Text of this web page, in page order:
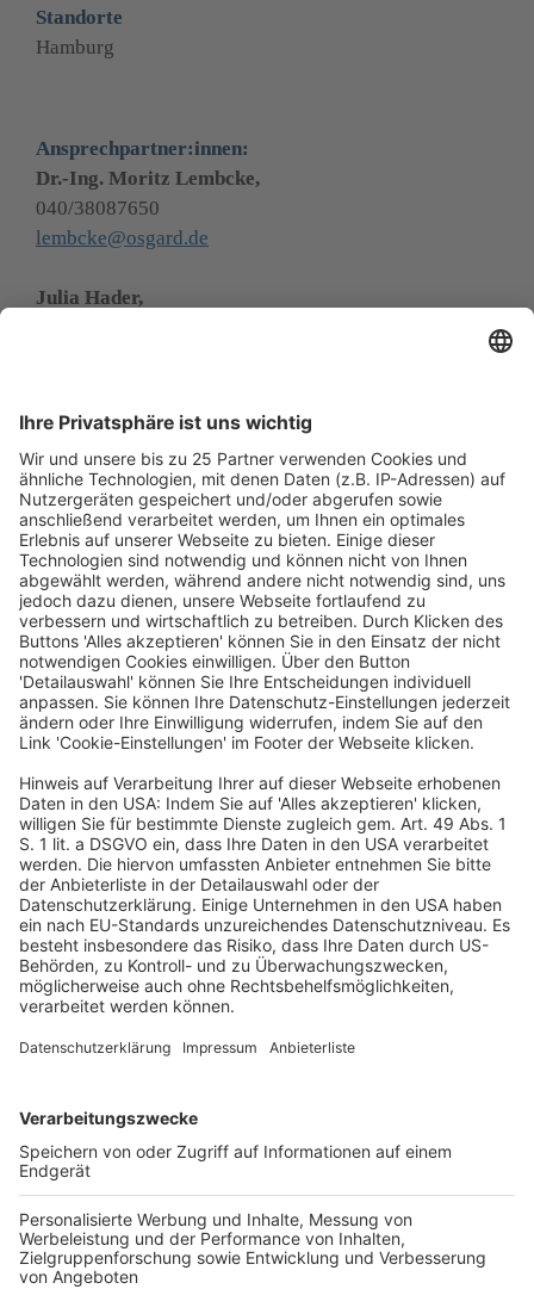
Standorte
Hamburg
Ansprechpartner:innen:
Dr.-Ing. Moritz Lembcke,
040/38087650
lembcke@osgard.de
Anzahl Anwält:innen
5, davon Immobilienanwält:innen: 5
Honorar pro Stunde
Stundenhonorar
Kompetenzen
juristische Steuerung komplexer Bauvorhaben,
Bau-/Anlagenbau- und Architektenrecht,
Baukonfliktmanagement/außergerichtliche
Streitbeilegung (Mediation, Schlichtung,
Adjudikation, Schiedsgutachten, Schiedsverfahren),
Grundstücksrecht, Transaktionen, Bauträgerrecht,
Maklerrecht, öffentliches Bau- und Planungsrecht,
Umweltrecht
Mandate (Auswahl)
u.a. Flughafen Hamburg: grundhafte Erneuerung des
Hauptvorfeldes (Vorfeld 1): Los 1: juristisches
Projektmanagement, Litigation; Los 2: Vergabe,
juristisches Projektmanagement); Beratung bei
vierzügige Grundschule und einen
Krankenhausneubau
Zurück nach oben